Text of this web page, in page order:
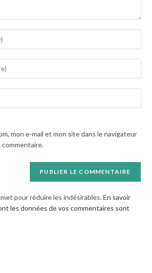
mon e-mail et mon site dans le navigateur
commentaire.
pour réduire les indésirables.En savoir
les données de vos commentaires sont